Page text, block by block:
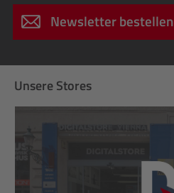
Newsletter bestellen
Unsere Stores